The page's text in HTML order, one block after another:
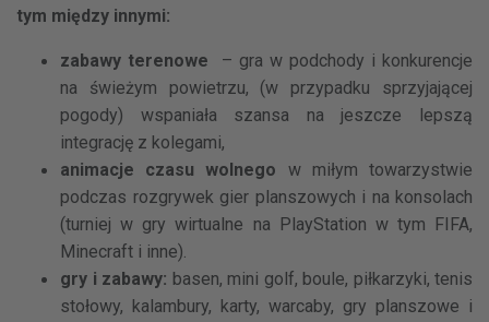
tym między innymi:
zabawy terenowe – gra w podchody i konkurencje
na świeżym powietrzu, (w przypadku sprzyjającej
pogody) wspaniała szansa na jeszcze lepszą
integrację z kolegami,
animacje czasu wolnego w miłym towarzystwie
podczas rozgrywek gier planszowych i na konsolach
(turniej w gry wirtualne na PlayStation w tym FIFA,
Minecraft i inne).
gry i zabawy: basen, mini golf, boule, piłkarzyki, tenis
stołowy, kalambury, karty, warcaby, gry planszowe i